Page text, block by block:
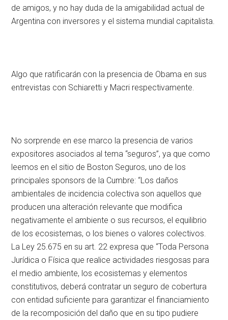
de amigos, y no hay duda de la amigabilidad actual de
Argentina con inversores y el sistema mundial capitalista.
Algo que ratificarán con la presencia de Obama en sus
entrevistas con Schiaretti y Macri respectivamente.
No sorprende en ese marco la presencia de varios
expositores asociados al tema “seguros”, ya que como
leemos en el sitio de Boston Seguros, uno de los
principales sponsors de la Cumbre: “Los daños
ambientales de incidencia colectiva son aquellos que
producen una alteración relevante que modifica
negativamente el ambiente o sus recursos, el equilibrio
de los ecosistemas, o los bienes o valores colectivos.
La Ley 25.675 en su art. 22 expresa que “Toda Persona
Jurídica o Física que realice actividades riesgosas para
el medio ambiente, los ecosistemas y elementos
constitutivos, deberá contratar un seguro de cobertura
con entidad suficiente para garantizar el financiamiento
de la recomposición del daño que en su tipo pudiere